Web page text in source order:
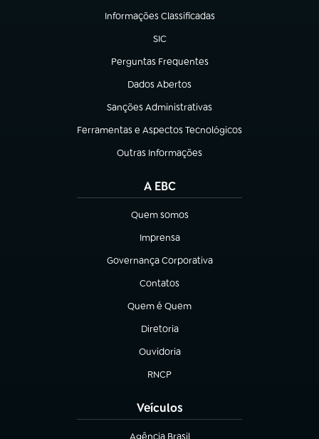
Informações Classificadas
(abre em nova aba)
SIC
(abre em nova aba)
Perguntas Frequentes
(abre em nova aba)
Dados Abertos
(abre em nova aba)
Sanções Administrativas
(abre em nova aba)
Ferramentas e Aspectos Tecnológicos
(abre em nova aba)
Outras Informações
(abre em nova aba)
A EBC
Quem somos
(abre em nova aba)
Imprensa
(abre em nova aba)
Governança Corporativa
(abre em nova aba)
Contatos
(abre em nova aba)
Quem é Quem
(abre em nova aba)
Diretoria
(abre em nova aba)
Ouvidoria
(abre em nova aba)
RNCP
(abre em nova aba)
Veículos